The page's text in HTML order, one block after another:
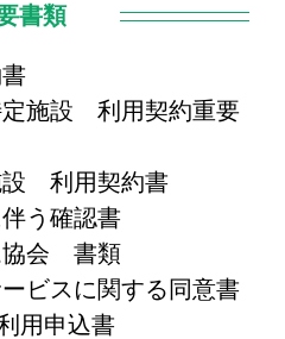
書類
施設 利用契約重要
利用契約書
う確認書
協会 書類
ビスに関する同意書
用申込書